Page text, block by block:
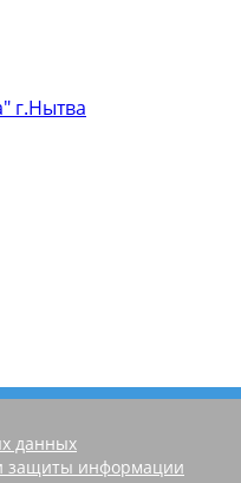
г.Нытва
данных
защиты информации